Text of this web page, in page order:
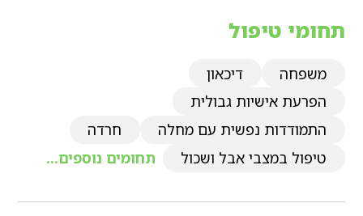
תחומי טיפול
משפחה
דיכאון
הפרעת אישיות גבולית
התמודדות נפשית עם מחלה
חרדה
טיפול במצבי אבל ושכול
תחומים נוספים...